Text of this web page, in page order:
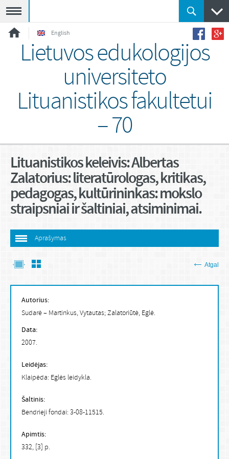
English
Lietuvos edukologijos
universiteto
Lituanistikos fakultetui
– 70
Lituanistikos keleivis: Albertas
Zalatorius: literatūrologas, kritikas,
pedagogas, kultūrininkas: mokslo
straipsniai ir šaltiniai, atsiminimai.
Aprašymas
Atgal
Autorius:
Sudarė – Martinkus, Vytautas; Zalatoriūtė, Eglė.
Data:
2007.
Leidėjas:
Klaipėda: Eglės leidykla.
Šaltinis:
Bendrieji fondai: 3-08-11515.
Apimtis:
332, [3] p.